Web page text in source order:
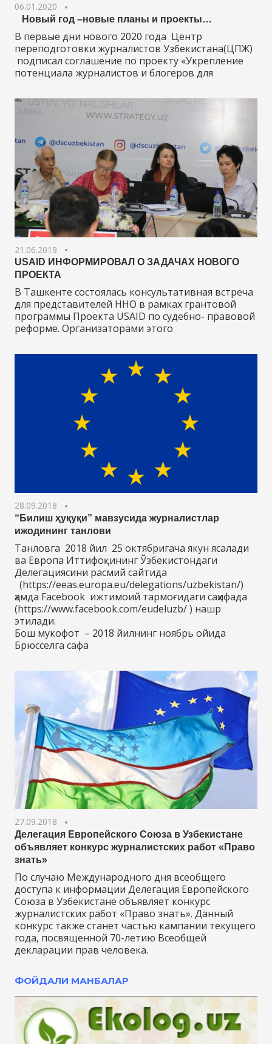
06.01.2020
Новый год –новые планы и проекты…
В первые дни нового 2020 года Центр
переподготовки журналистов Узбекистана(ЦПЖ)
подписал соглашение по проекту «Укрепление
потенциала журналистов и блогеров для
21.06.2019
USAID ИНФОРМИРОВАЛ О ЗАДАЧАХ НОВОГО
ПРОЕКТА
В Ташкенте состоялась консультативная встреча
для представителей ННО в рамках грантовой
программы Проекта USAID по судебно- правовой
реформе. Организаторами этого
28.09.2018
“Билиш ҳуқуқи” мавзусида журналистлар
ижодининг танлови
Танловга 2018 йил 25 октябригача якун ясалади
ва Европа Иттифоқининг Ўзбекистондаги
Делегациясини расмий сайтида
(https://eeas.europa.eu/delegations/uzbekistan/)
ҳамда Facebook ижтимоий тармоғидаги саҳифада
(https://www.facebook.com/eudeluzb/ ) нашр
этилади.
Бош мукофот – 2018 йилнинг ноябрь ойида
Брюсселга сафа
27.09.2018
Делегация Европейского Союза в Узбекистане
объявляет конкурс журналистских работ «Право
знать»
По случаю Международного дня всеобщего
доступа к информации Делегация Европейского
Союза в Узбекистане объявляет конкурс
журналистских работ «Право знать». Данный
конкурс также станет частью кампании текущего
года, посвященной 70-летию Всеобщей
декларации прав человека.
ФОЙДАЛИ МАНБАЛАР